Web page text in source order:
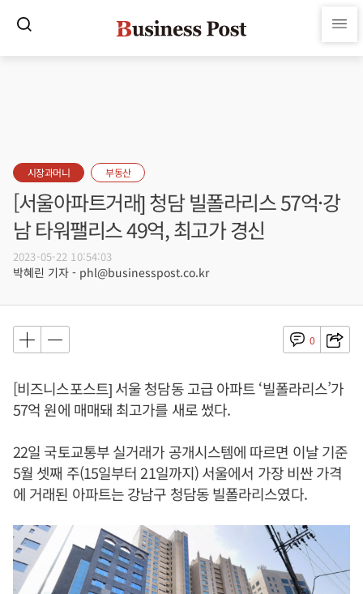
시장과머니 부동산
[서울아파트거래] 청담 빌폴라리스 57억·강
남 타워팰리스 49억, 최고가 경신
2023-05-22 10:54:03
박혜린 기자 - phl@businesspost.co.kr
0
[비즈니스포스트] 서울 청담동 고급 아파트 ‘빌폴라리스’가
57억 원에 매매돼 최고가를 새로 썼다.
22일 국토교통부 실거래가 공개시스템에 따르면 이날 기준
5월 셋째 주(15일부터 21일까지) 서울에서 가장 비싼 가격
에 거래된 아파트는 강남구 청담동 빌폴라리스였다.